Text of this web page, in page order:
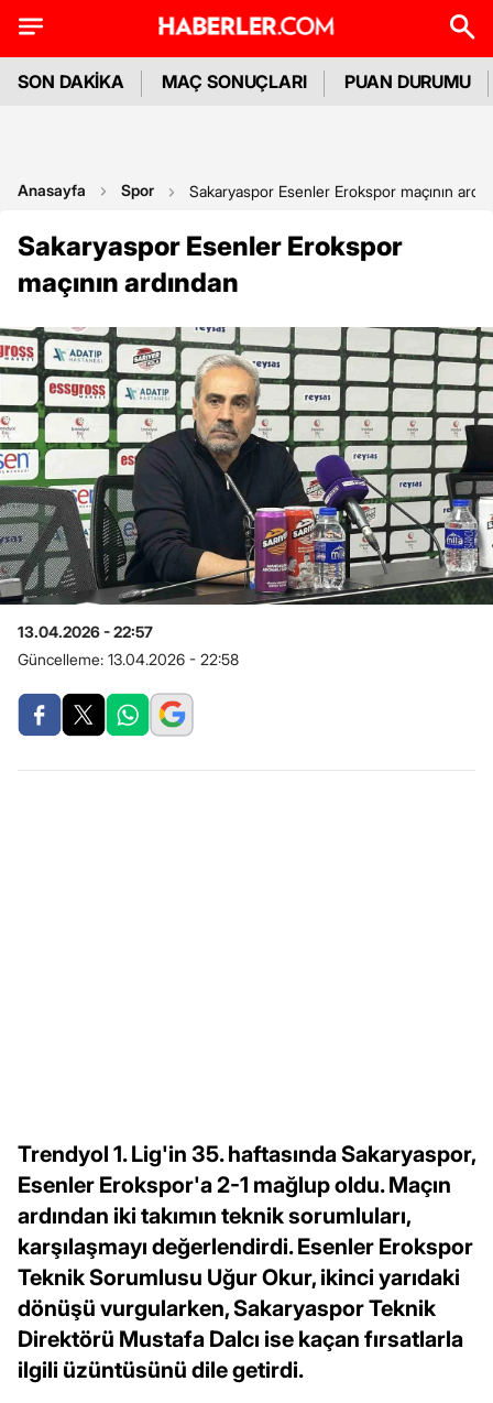
SON DAKİKA MAÇ SONUÇLARI PUAN DURUMU
Anasayfa Spor Sakaryaspor Esenler Erokspor maçının
Sakaryaspor Esenler Erokspor
maçının ardından
13.04.2026 - 22:57
Güncelleme: 13.04.2026 - 22:58
Trendyol 1. Lig'in 35. haftasında Sakaryaspor,
Esenler Erokspor'a 2-1 mağlup oldu. Maçın
ardından iki takımın teknik sorumluları,
karşılaşmayı değerlendirdi. Esenler Erokspor
Teknik Sorumlusu Uğur Okur, ikinci yarıdaki
dönüşü vurgularken, Sakaryaspor Teknik
Direktörü Mustafa Dalcı ise kaçan fırsatlarla
ilgili üzüntüsünü dile getirdi.